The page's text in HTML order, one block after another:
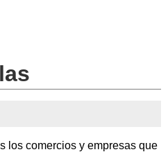
los comercios y empresas que